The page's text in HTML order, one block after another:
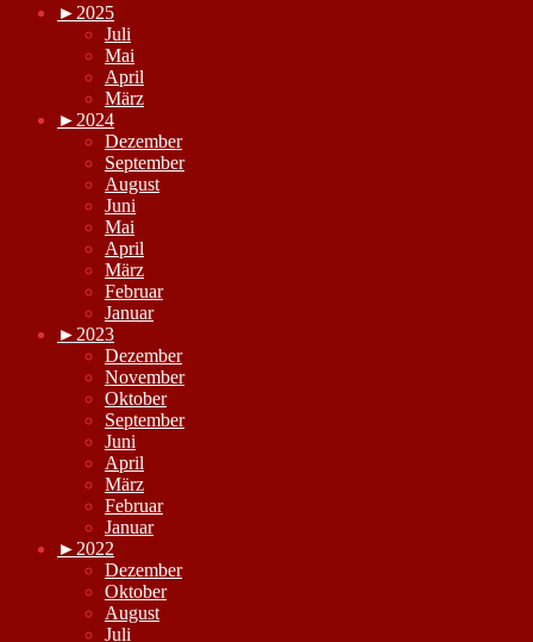
► 2025
Juli
Mai
April
März
► 2024
Dezember
September
August
Juni
Mai
April
März
Februar
Januar
► 2023
Dezember
November
Oktober
September
Juni
April
März
Februar
Januar
► 2022
Dezember
Oktober
August
Juli